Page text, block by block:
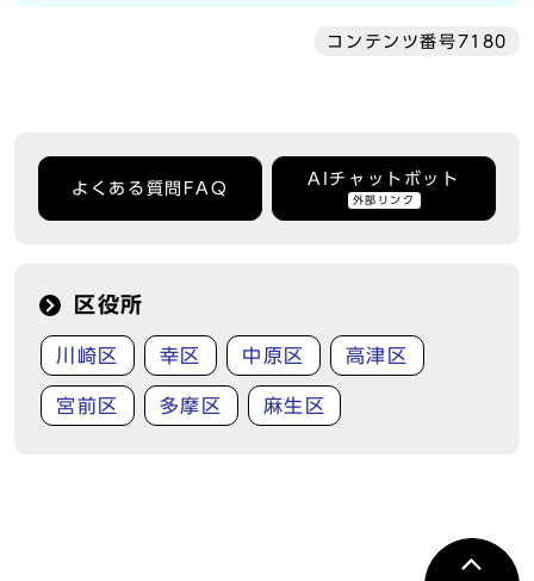
コンテンツ番号7180
よくある質問FAQ
AIチャットボット
外部リンク
区役所
川崎区 幸区 中原区 高津区
宮前区 多摩区 麻生区